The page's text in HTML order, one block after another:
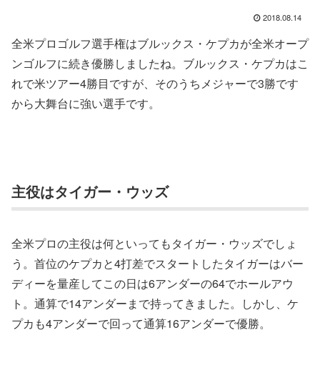
2018.08.14
全米プロゴルフ選手権はブルックス・ケプカが全米オープ
ンゴルフに続き優勝しましたね。ブルックス・ケプカはこ
れで米ツアー4勝目ですが、そのうちメジャーで3勝です
から大舞台に強い選手です。
主役はタイガー・ウッズ
全米プロの主役は何といってもタイガー・ウッズでしょ
う。首位のケプカと4打差でスタートしたタイガーはバー
ディーを量産してこの日は6アンダーの64でホールアウ
ト。通算で14アンダーまで持ってきました。しかし、ケ
プカも4アンダーで回って通算16アンダーで優勝。